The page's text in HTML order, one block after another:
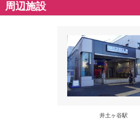
周辺施設
井土ヶ谷駅